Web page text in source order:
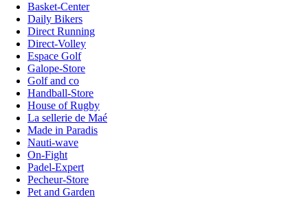
Basket-Center
Daily Bikers
Direct Running
Direct-Volley
Espace Golf
Galope-Store
Golf and co
Handball-Store
House of Rugby
La sellerie de Maé
Made in Paradis
Nauti-wave
On-Fight
Padel-Expert
Pecheur-Store
Pet and Garden